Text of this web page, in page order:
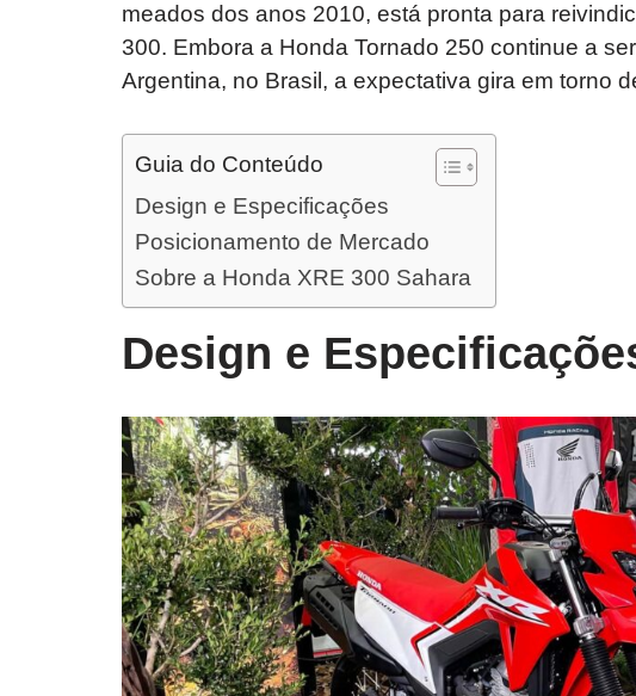
meados dos anos 2010, está pronta para
300. Embora a Honda Tornado 250 continue a
Argentina, no Brasil, a expectativa gira em torno
Guia do Conteúdo
Design e Especificações
Posicionamento de Mercado
Sobre a Honda XRE 300 Sahara
Design e